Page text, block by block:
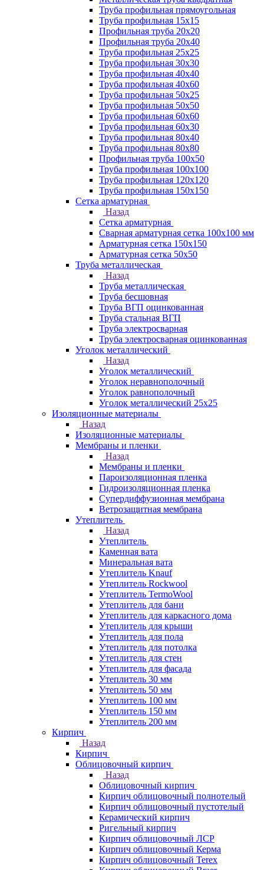
Труба профильная прямоугольная
Труба профильная 15х15
Профильная труба 20х20
Профильная труба 20х40
Труба профильная 25х25
Труба профильная 30x30
Труба профильная 40х40
Труба профильная 40х60
Труба профильная 50х25
Труба профильная 50х50
Труба профильная 60x60
Труба профильная 60х30
Труба профильная 80х40
Труба профильная 80х80
Профильная труба 100х50
Труба профильная 100х100
Труба профильная 120х120
Труба профильная 150х150
Сетка арматурная
Назад
Сетка арматурная
Сварная арматурная сетка 100х100 мм
Арматурная сетка 150х150
Арматурная сетка 50х50
Труба металлическая
Назад
Труба металлическая
Труба бесшовная
Труба ВГП оцинкованная
Труба стальная ВГП
Труба электросварная
Труба электросварная оцинкованная
Уголок металлический
Назад
Уголок металлический
Уголок неравнополочный
Уголок равнополочный
Уголок металлический 25х25
Изоляционные материалы
Назад
Изоляционные материалы
Мембраны и пленки
Назад
Мембраны и пленки
Пароизоляционная пленка
Гидроизоляционная пленка
Супердиффузионная мембрана
Ветрозащитная мембрана
Утеплитель
Назад
Утеплитель
Каменная вата
Минеральная вата
Утеплитель Knauf
Утеплитель Rockwool
Утеплитель TermoWool
Утеплитель для бани
Утеплитель для каркасного дома
Утеплитель для крыши
Утеплитель для пола
Утеплитель для потолка
Утеплитель для стен
Утеплитель для фасада
Утеплитель 30 мм
Утеплитель 50 мм
Утеплитель 100 мм
Утеплитель 150 мм
Утеплитель 200 мм
Кирпич
Назад
Кирпич
Облицовочный кирпич
Назад
Облицовочный кирпич
Кирпич облицовочный полнотелый
Кирпич облицовочный пустотелый
Керамический кирпич
Ригельный кирпич
Кирпич облицовочный ЛСР
Кирпич облицовочный Керма
Кирпич облицовочный Terex